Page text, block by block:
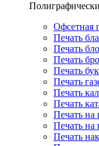
Офсетная
Печать
Печать
Печать
Печать
Печать
Печать
Печать
Печать на
Печать на
Печать